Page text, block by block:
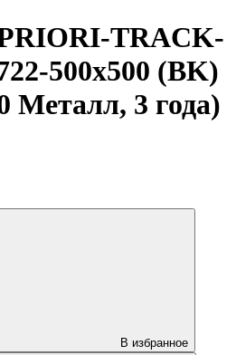
TRACK-
500х500 (BK)
Металл, 3 года)
В избранное